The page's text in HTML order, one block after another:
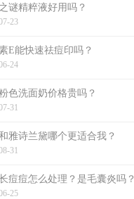
谜精粹液好用吗？
23
E能快速祛痘印吗？
24
色洗面奶价格贵吗？
31
雅诗兰黛哪个更适合我？
31
痘痘怎么处理？是毛囊炎吗？
25